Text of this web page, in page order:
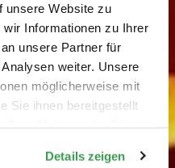
unsere Website zu
Informationen zu Ihrer
unsere Partner für
weiter. Unsere
möglicherweise mit
Sie ihnen bereitgestellt
Details zeigen